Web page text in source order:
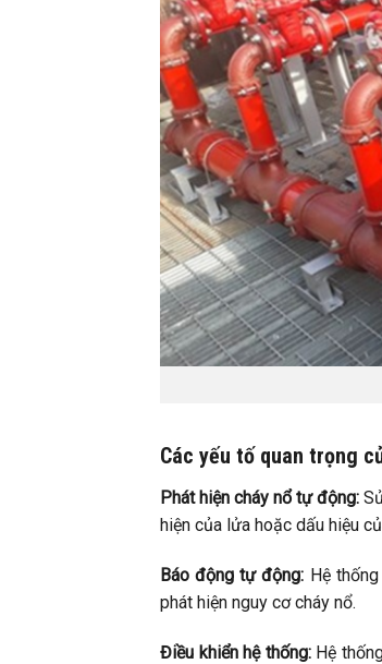
Các yếu tố quan trọng
Phát hiện cháy nổ tự động:
hiện của lửa hoặc dấu hiệu
Báo động tự động: Hệ
phát hiện nguy cơ cháy nổ.
Điều khiển hệ thống:Hệ